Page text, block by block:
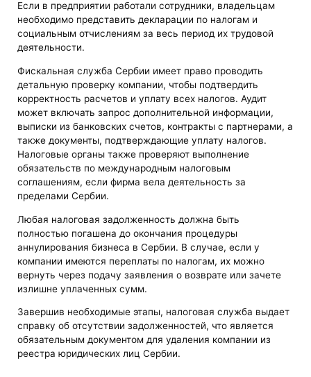
Если в предприятии работали сотрудники, владельцам
необходимо представить декларации по налогам и
социальным отчислениям за весь период их трудовой
деятельности.
Фискальная служба Сербии имеет право проводить
детальную проверку компании, чтобы подтвердить
корректность расчетов и уплату всех налогов. Аудит
может включать запрос дополнительной информации,
выписки из банковских счетов, контракты с партнерами, а
также документы, подтверждающие уплату налогов.
Налоговые органы также проверяют выполнение
обязательств по международным налоговым
соглашениям, если фирма вела деятельность за
пределами Сербии.
Любая налоговая задолженность должна быть
полностью погашена до окончания процедуры
аннулирования бизнеса в Сербии. В случае, если у
компании имеются переплаты по налогам, их можно
вернуть через подачу заявления о возврате или зачете
излишне уплаченных сумм.
Завершив необходимые этапы, налоговая служба выдает
справку об отсутствии задолженностей, что является
обязательным документом для удаления компании из
реестра юридических лиц Сербии.